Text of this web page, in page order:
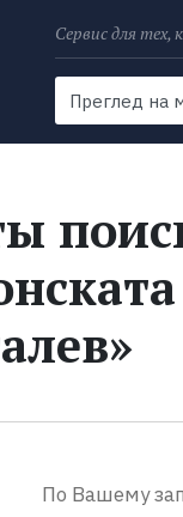
Сервис для тех,
Поиск
Новости
По Вашему